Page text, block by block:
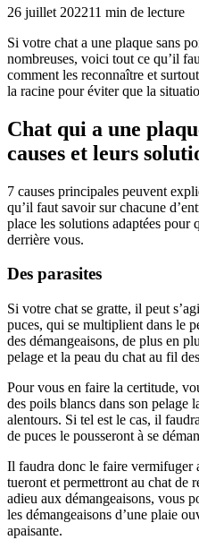
26 juillet 202211 min de lecture
Si votre chat a une plaque sans
nombreuses, voici tout ce qu’il
comment les reconnaître et
la racine pour éviter que la
Chat qui a une
causes et leurs
7 causes principales peuvent
qu’il faut savoir sur chacune
place les solutions adaptées
derrière vous.
Des parasites
Si votre chat se gratte, il peut
puces, qui se multiplient dans le
des démangeaisons, de plus en
pelage et la peau du chat au fil
Pour vous en faire la certitude,
des poils blancs dans son pelage
alentours. Si tel est le cas, il
de puces le pousseront à se
Il faudra donc le faire vermifuger
tueront et permettront au chat de
adieu aux démangeaisons, vous
les démangeaisons d’une plaie
apaisante.